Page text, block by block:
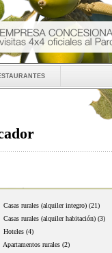
Casas rurales (alquiler integro) (21)
Casas rurales (alquiler habitación) (3)
Hoteles (4)
Apartamentos rurales (2)